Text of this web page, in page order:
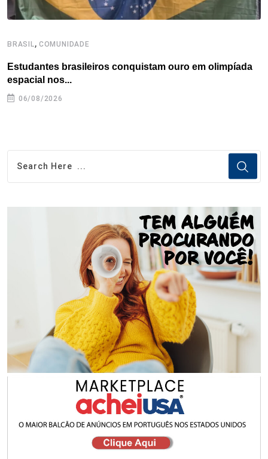
BRASIL, COMUNIDADE
Estudantes brasileiros conquistam ouro em olimpíada
espacial nos...
06/08/2026